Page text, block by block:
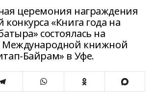
церемония награждения
конкурса «Книга года на
состоялась на
Международной книжной
Байрам» в Уфе.